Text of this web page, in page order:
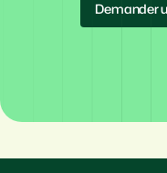
Demanderu